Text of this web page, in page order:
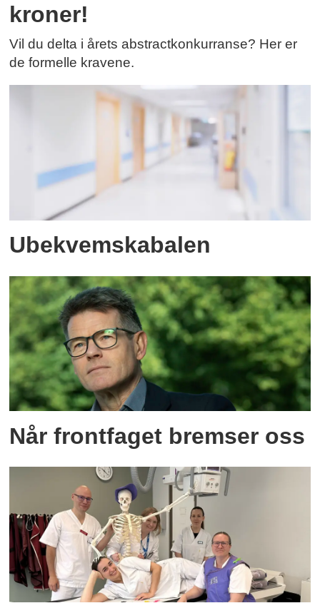
kroner!
Vil du delta i årets abstractkonkurranse? Her er
de formelle kravene.
Ubekvemskabalen
Når frontfaget bremser oss